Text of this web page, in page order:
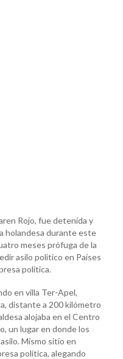
Rojo, fue detenida y
holandesa durante este
meses prófuga de la
asilo político en Países
política.
en villa Ter-Apel,
distante a 200 kilómetro
alojaba en el Centro
un lugar en donde los
Mismo sitio en
política, alegando